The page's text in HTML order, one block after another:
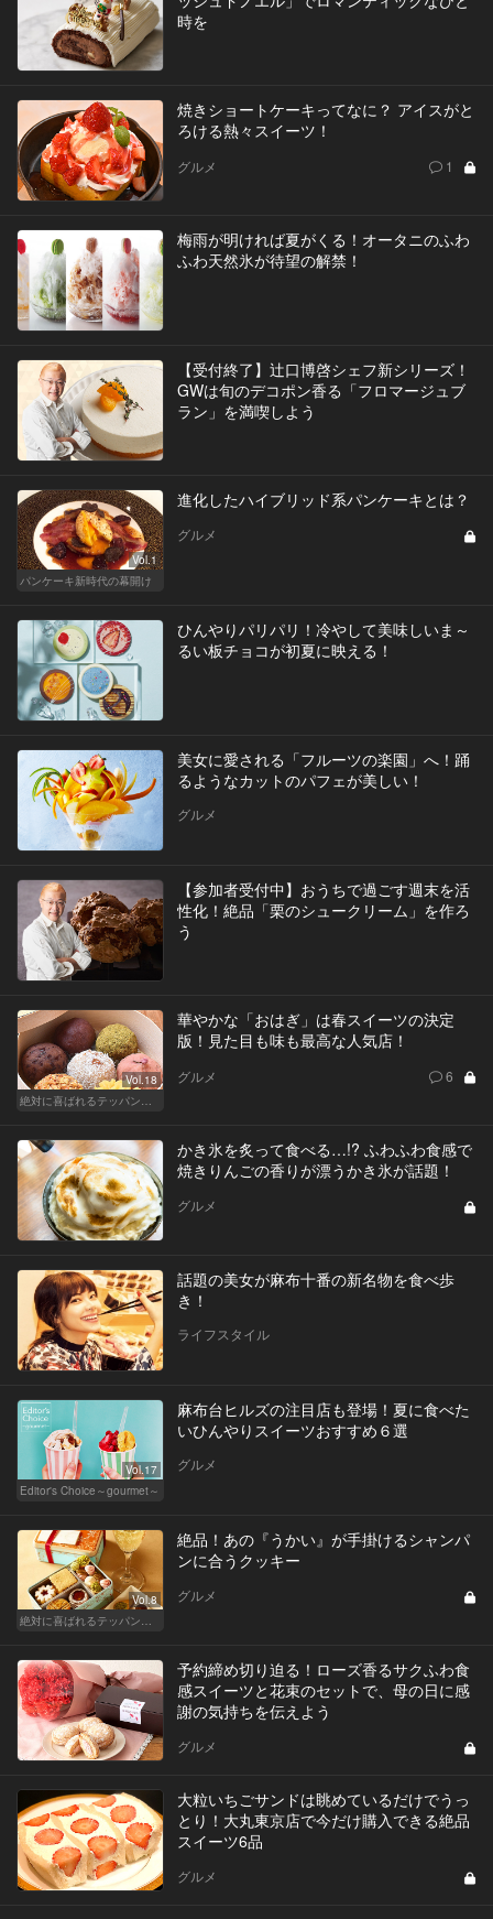
時を
焼きショートケーキってなに？ アイスがと
ろける熱々スイーツ！
グルメ 1
梅雨が明ければ夏がくる！オータニのふわ
ふわ天然氷が待望の解禁！
【受付終了】辻󠄀口博啓シェフ新シリーズ！
GWは旬のデコポン香る「フロマージュブ
ラン」を満喫しよう
Vol.1
パンケーキ新時代の幕開け
進化したハイブリッド系パンケーキとは？
グルメ
ひんやりパリパリ！冷やして美味しいま～
るい板チョコが初夏に映える！
美女に愛される「フルーツの楽園」へ！踊
るようなカットのパフェが美しい！
グルメ
【参加者受付中】おうちで過ごす週末を活
性化！絶品「栗のシュークリーム」を作ろ
う
Vol.18
華やかな「おはぎ」は春スイーツの決定
版！見た目も味も最高な人気店！
グルメ 6
かき氷を炙って食べる…!? ふわふわ食感で
焼きりんごの香りが漂うかき氷が話題！
グルメ
話題の美女が麻布十番の新名物を食べ歩
き！
ライフスタイル
Vol.17
Editor's Choice～gourmet～
麻布台ヒルズの注目店も登場！夏に食べた
いひんやりスイーツおすすめ６選
グルメ
Vol.8
絶品！あの『うかい』が手掛けるシャンパ
ンに合うクッキー
グルメ
予約締め切り迫る！ローズ香るサクふわ食
感スイーツと花束のセットで、母の日に感
謝の気持ちを伝えよう
グルメ
大粒いちごサンドは眺めているだけでうっ
とり！大丸東京店で今だけ購入できる絶品
スイーツ6品
グルメ